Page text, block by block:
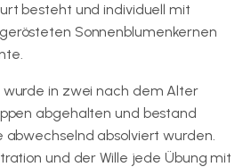
besteht und individuell mit
Sonnenblumenkernen
in zwei nach dem Alter
abgehalten und bestand
abwechselnd absolviert wurden.
und der Wille jede Übung mit